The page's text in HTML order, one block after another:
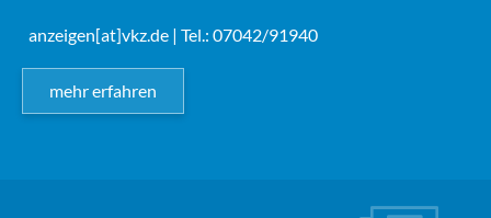
anzeigen[at]vkz.de | Tel.: 07042/91940
mehr erfahren